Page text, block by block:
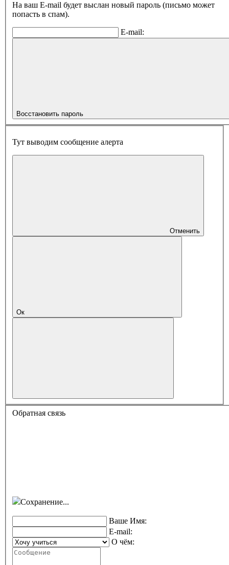
На ваш E-mail будет выслан новый пароль (письмо может
попасть в спам).
E-mail:
Восстановить пароль
Тут выводим сообщение алерта
Отменить
Ок
Обратная связь
Сохранение...
Ваше Имя:
E-mail:
О чём: